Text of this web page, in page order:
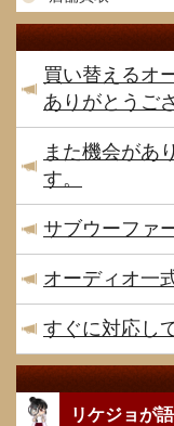
買い替えるオ
ありがとうご
また機会があ
す。
サブウーファ
オーディオ一
すぐに対応し
リケジョが